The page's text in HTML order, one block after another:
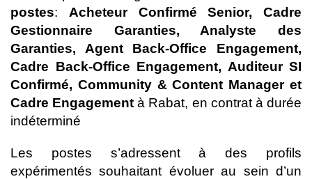
postes: Acheteur Confirmé Senior, Cadre
Gestionnaire Garanties, Analyste des
Garanties, Agent Back-Office Engagement,
Cadre Back-Office Engagement, Auditeur SI
Confirmé, Community & Content Manager et
Cadre Engagement à Rabat, en contrat à durée
indéterminé
Les postes s’adressent à des profils
expérimentés souhaitant évoluer au sein d’un